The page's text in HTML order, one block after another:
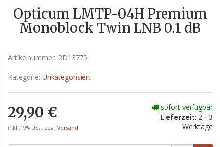
Opticum LMTP-04H Premium
Monoblock Twin LNB 0.1 dB
Artikelnummer: RD13775
Kategorie: Unkategorisiert
29,90 €
inkl. 19% USt., zzgl. Versand
sofort verfügbar
Lieferzeit: 2 - 3
Werktage